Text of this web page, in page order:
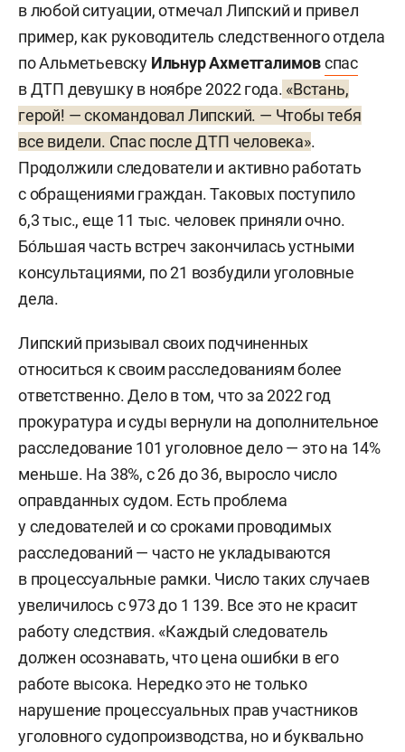
в любой ситуации, отмечал Липский и привел
пример, как руководитель следственного отдела
по Альметьевску Ильнур Ахметгалимовспас
в ДТП девушку в ноябре 2022 года. «Встань,
герой! — скомандовал Липский. — Чтобы тебя
все видели. Спас после ДТП человека».
Продолжили следователи и активно работать
с обращениями граждан. Таковых поступило
6,3 тыс., еще 11 тыс. человек приняли очно.
Бо́льшая часть встреч закончилась устными
консультациями, по 21 возбудили уголовные
дела.
Липский призывал своих подчиненных
относиться к своим расследованиям более
ответственно. Дело в том, что за 2022 год
прокуратура и суды вернули на дополнительное
расследование 101 уголовное дело — это на 14%
меньше. На 38%, с 26 до 36, выросло число
оправданных судом. Есть проблема
у следователей и со сроками проводимых
расследований — часто не укладываются
в процессуальные рамки. Число таких случаев
увеличилось с 973 до 1 139. Все это не красит
работу следствия. «Каждый следователь
должен осознавать, что цена ошибки в его
работе высока. Нередко это не только
нарушение процессуальных прав участников
уголовного судопроизводства, но и буквально